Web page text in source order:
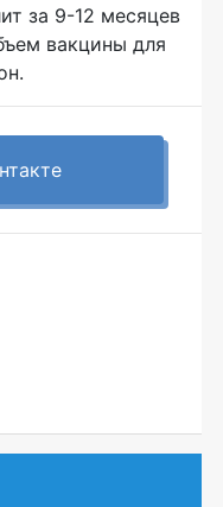
за 9-12 месяцев
вакцины для